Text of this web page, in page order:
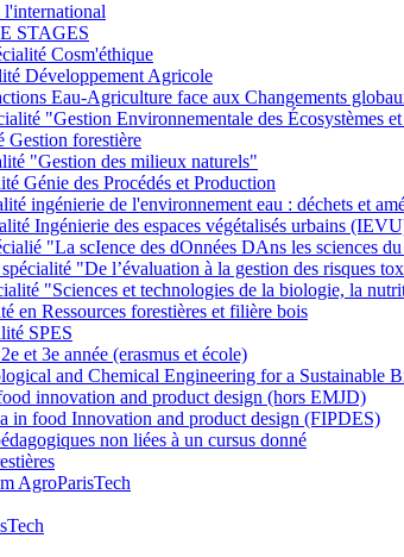
STAGES
Cosm'éthique
Développement Agricole
Eau-Agriculture face aux Changements
"Gestion Environnementale des Écosystèmes
Gestion forestière
"Gestion des milieux naturels"
Génie des Procédés et Production
ingénierie de l'environnement eau : déchets et
Ingénierie des espaces végétalisés urbains
"La scIence des dOnnées DAns les sciences
"De l’évaluation à la gestion des risques
"Sciences et technologies de la biologie, la
en Ressources forestières et filière bois
SPES
et 3e année (erasmus et école)
and Chemical Engineering for a Sustainable
innovation and product design (hors EMJD)
in food Innovation and product design (FIPDES)
non liées à un cursus donné
AgroParisTech